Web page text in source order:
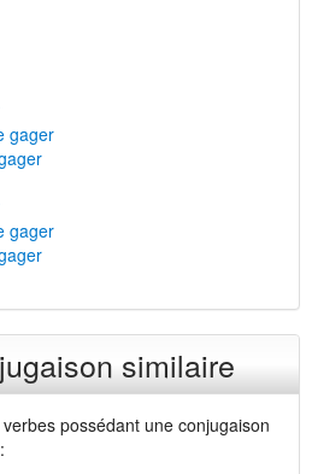
gager
gager
similaire
possédant une conjugaison